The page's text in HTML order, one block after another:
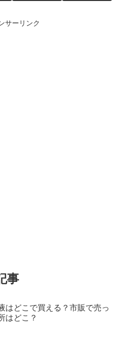
サーリンク
事
はどこで買える？市販で売っ
はどこ？